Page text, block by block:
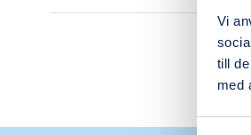
Vi
till
med